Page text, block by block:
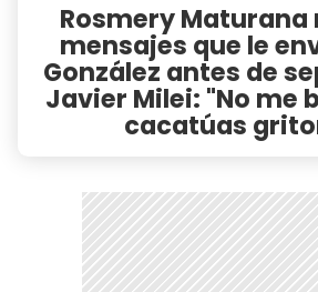
Rosmery Maturana
mensajes que le
González antes de
Javier Milei: "No me
cacatúas